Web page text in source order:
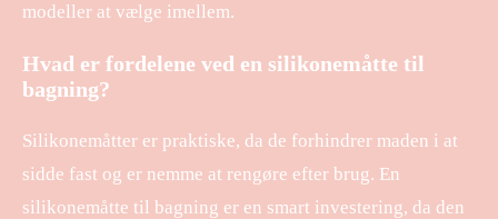
modeller at vælge imellem.
Hvad er fordelene ved en silikonemåtte til
bagning?
Silikonemåtter er praktiske, da de forhindrer maden i at
sidde fast og er nemme at rengøre efter brug. En
silikonemåtte til bagning er en smart investering, da den